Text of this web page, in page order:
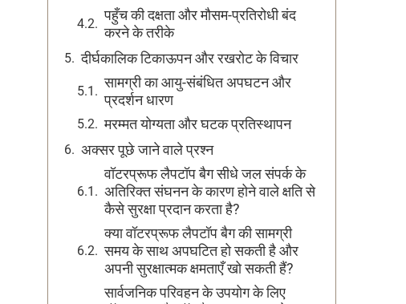
पहुँच की दक्षता और मौसम-प्रतिरोधी बंद
करने के तरीके
दीर्घकालिक टिकाऊपन और रखरोट के विचार
सामग्री का आयु-संबंधित अपघटन और
प्रदर्शन धारण
मरम्मत योग्यता और घटक प्रतिस्थापन
अक्सर पूछे जाने वाले प्रश्न
वॉटरप्रूफ लैपटॉप बैग सीधे जल संपर्क के
अतिरिक्त संघनन के कारण होने वाले क्षति से
कैसे सुरक्षा प्रदान करता है?
क्या वॉटरप्रूफ लैपटॉप बैग की सामग्री
समय के साथ अपघटित हो सकती है और
अपनी सुरक्षात्मक क्षमताएँ खो सकती हैं?
सार्वजनिक परिवहन के उपयोग के लिए